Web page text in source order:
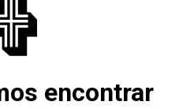
encontrar